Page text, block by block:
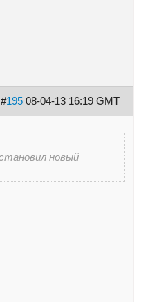
#195 08-04-13 16:19 GMT
новый